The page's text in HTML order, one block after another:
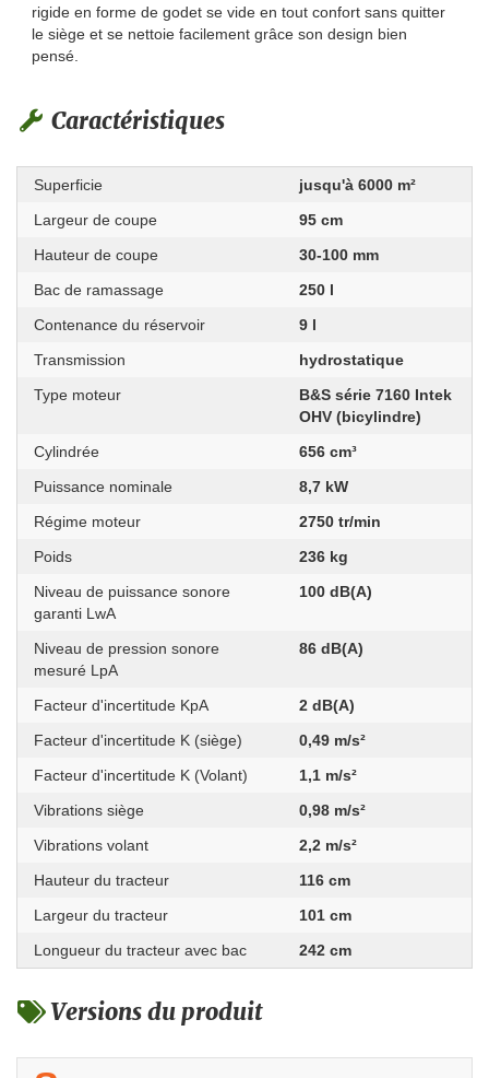
rigide en forme de godet se vide en tout confort sans quitter
le siège et se nettoie facilement grâce son design bien
pensé.
Caractéristiques
Superficie
jusqu'à 6000 m²
Largeur de coupe
95 cm
Hauteur de coupe
30-100 mm
Bac de ramassage
250 l
Contenance du réservoir
9 l
Transmission
hydrostatique
Type moteur
B&S série 7160 Intek
OHV (bicylindre)
Cylindrée
656 cm³
Puissance nominale
8,7 kW
Régime moteur
2750 tr/min
Poids
236 kg
Niveau de puissance sonore
garanti LwA
100 dB(A)
Niveau de pression sonore
mesuré LpA
86 dB(A)
Facteur d'incertitude KpA
2 dB(A)
Facteur d'incertitude K (siège)
0,49 m/s²
Facteur d'incertitude K (Volant)
1,1 m/s²
Vibrations siège
0,98 m/s²
Vibrations volant
2,2 m/s²
Hauteur du tracteur
116 cm
Largeur du tracteur
101 cm
Longueur du tracteur avec bac
242 cm
Versions du produit